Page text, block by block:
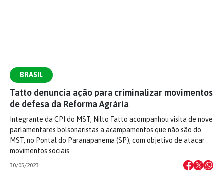
BRASIL
Tatto denuncia ação para criminalizar movimentos
de defesa da Reforma Agrária
Integrante da CPI do MST, Nilto Tatto acompanhou visita de nove
parlamentares bolsonaristas a acampamentos que não são do
MST, no Pontal do Paranapanema (SP), com objetivo de atacar
movimentos sociais
30/05/2023